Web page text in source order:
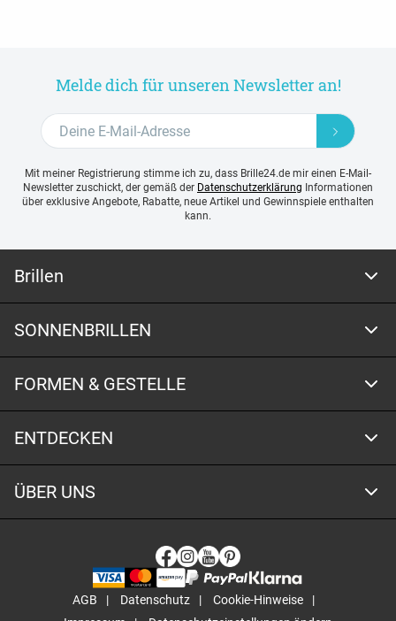
Melde dich für unseren Newsletter an!
Mit meiner Registrierung stimme ich zu, dass Brille24.de mir einen E-Mail-
Newsletter zuschickt, der gemäß der Datenschutzerklärung Informationen
über exklusive Angebote, Rabatte, neue Artikel und Gewinnspiele enthalten
kann.
Brillen
SONNENBRILLEN
FORMEN & GESTELLE
ENTDECKEN
ÜBER UNS
AGB Datenschutz
Cookie-Hinweise